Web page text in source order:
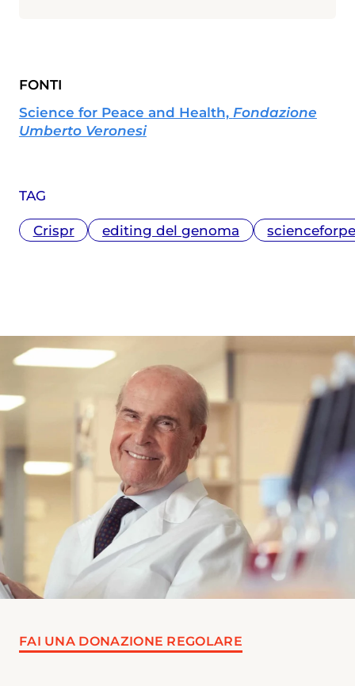
TAG
Crispr editing del genoma
FONTI
Science for Peace and Health, Fondazione
Umberto Veronesi
FAI UNA DONAZIONE REGOLARE